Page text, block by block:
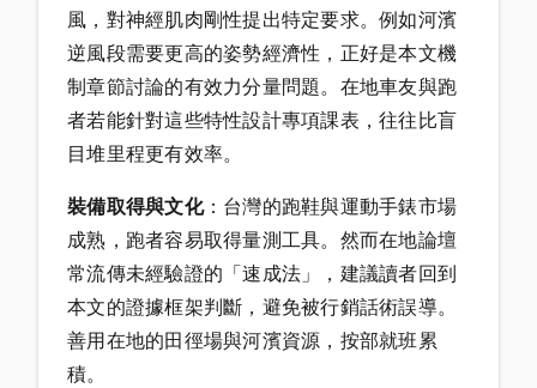
風，對神經肌肉剛性提出特定要求。例如河濱
逆風段需要更高的姿勢經濟性，正好是本文機
制章節討論的有效力分量問題。在地車友與跑
者若能針對這些特性設計專項課表，往往比盲
目堆里程更有效率。
裝備取得與文化：台灣的跑鞋與運動手錶市場
成熟，跑者容易取得量測工具。然而在地論壇
常流傳未經驗證的「速成法」，建議讀者回到
本文的證據框架判斷，避免被行銷話術誤導。
善用在地的田徑場與河濱資源，按部就班累
積。